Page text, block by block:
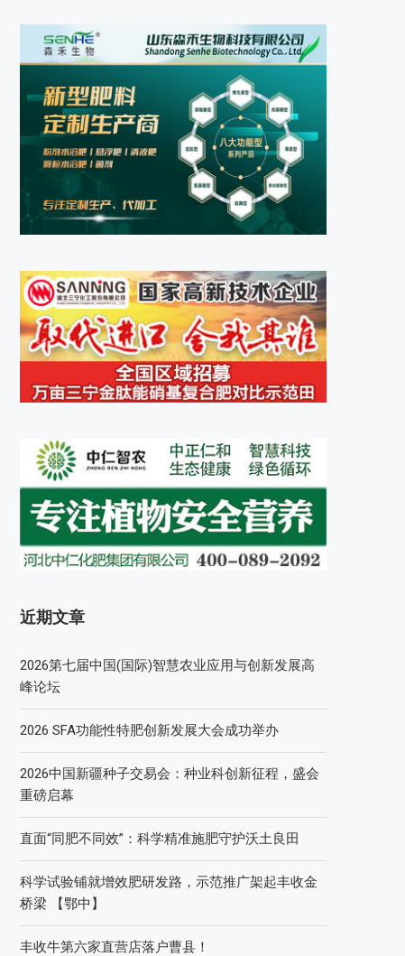
近期文章
2026第七届中国(国际)智慧农业应用与创新发展高
峰论坛
2026 SFA功能性特肥创新发展大会成功举办
2026中国新疆种子交易会：种业科创新征程，盛会
重磅启幕
直面“同肥不同效”：科学精准施肥守护沃土良田
科学试验铺就增效肥研发路，示范推广架起丰收金
桥梁 【鄂中】
丰收牛第六家直营店落户曹县！